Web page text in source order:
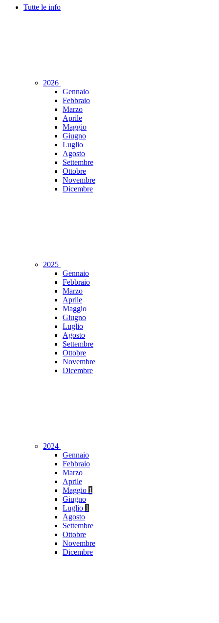
Tutte le info
2026
Gennaio
Febbraio
Marzo
Aprile
Maggio
Giugno
Luglio
Agosto
Settembre
Ottobre
Novembre
Dicembre
2025
Gennaio
Febbraio
Marzo
Aprile
Maggio
Giugno
Luglio
Agosto
Settembre
Ottobre
Novembre
Dicembre
2024
Gennaio
Febbraio
Marzo
Aprile
Maggio 1
Giugno
Luglio 1
Agosto
Settembre
Ottobre
Novembre
Dicembre